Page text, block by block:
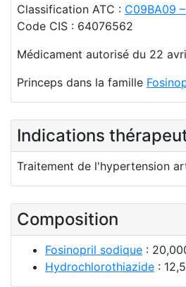
Classification ATC : C09BA09
Code CIS : 64076562
Médicament autorisé du 22
Princeps dans la famille
Indications
Traitement de l'hypertension
Composition
Fosinopril sodique :
Hydrochlorothiazide :